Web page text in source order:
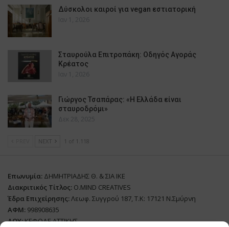
Δύσκολοι καιροί για vegan εστιατορική
Ιαν 1, 2026
Σταυρούλα Επιτροπάκη: Οδηγός Αγοράς
Κρέατος
Ιαν 1, 2026
Γιώργος Τσαπάρας: «Η Ελλάδα είναι
σταυροδρόμι»
Δεκ 28, 2025
NEXT 1 of 1.118
Επωνυμία: ΔΗΜΗΤΡΙΑΔΗΣ Θ. & ΣΙΑ ΙΚΕ
Διακριτικός Τίτλος: O.MIND CREATIVES
Έδρα Επιχείρησης:Λεωφ. Συγγρού 187, Τ.Κ: 17121 Ν.Σμύρνη
ΑΦΜ: 998908635
ΔΟΥ:ΚΕΦΟΔΕ ΑΤΤΙΚΗΣ